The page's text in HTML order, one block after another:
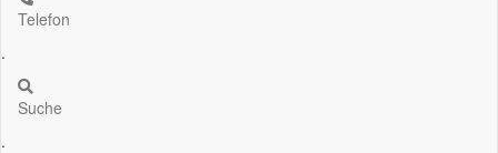
Telefon
.
Suche
.